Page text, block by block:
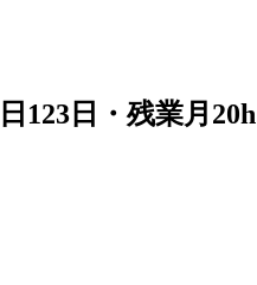
123日・残業月20h